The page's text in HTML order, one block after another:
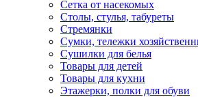
Сетка от насекомых
Столы, стулья, табуреты
Стремянки
Сумки, тележки
Сушилки для белья
Товары для детей
Товары для кухни
Этажерки, полки для обуви